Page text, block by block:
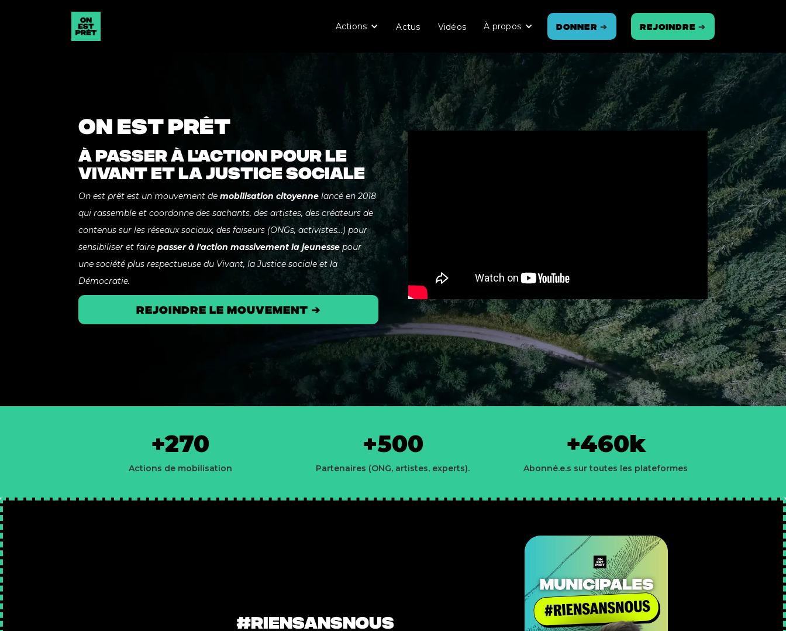
Actions Actus Vidéos À propos Donner ➔ REJOINDRE ➔
ON EST PRÊT
À PASSER À L'ACTION POUR LE
VIVANT ET LA JUSTICE SOCIALE
On est prêt est un mouvement demobilisation citoyenne lancé en 2018
qui rassemble et coordonne des sachants, des artistes, des créateurs de
contenus sur les réseaux sociaux, des faiseurs (ONGs, activistes...) pour
sensibiliser et fairepasser à l'action massivement la jeunessepour
une société plus respectueuse du Vivant, la Justice sociale et la
Démocratie.
Rejoindre le mouvement ➔
+270
Actions de mobilisation
+500
Partenaires (ONG, artistes, experts).
+460k
Abonné.e.s sur toutes les plateformes
#RIENSANSNOUS